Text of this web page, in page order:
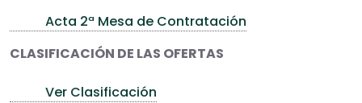
Acta 2ª Mesa de Contratación
CLASIFICACIÓN DE LAS OFERTAS
Ver Clasificación